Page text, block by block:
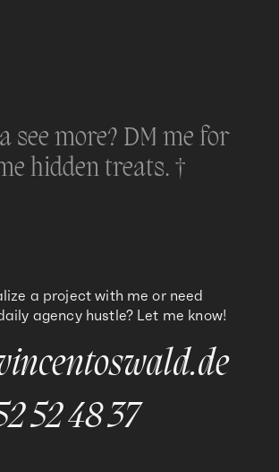
see more? DM me for
hidden treats. †
a project with me or need
agency hustle? Let me know!
52 48 37